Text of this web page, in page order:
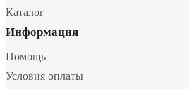
Каталог
Информация
Помощь
Условия оплаты